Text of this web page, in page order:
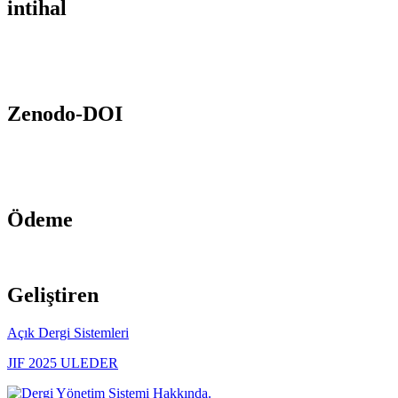
intihal
Zenodo-DOI
Ödeme
Geliştiren
Açık Dergi Sistemleri
JIF 2025 ULEDER